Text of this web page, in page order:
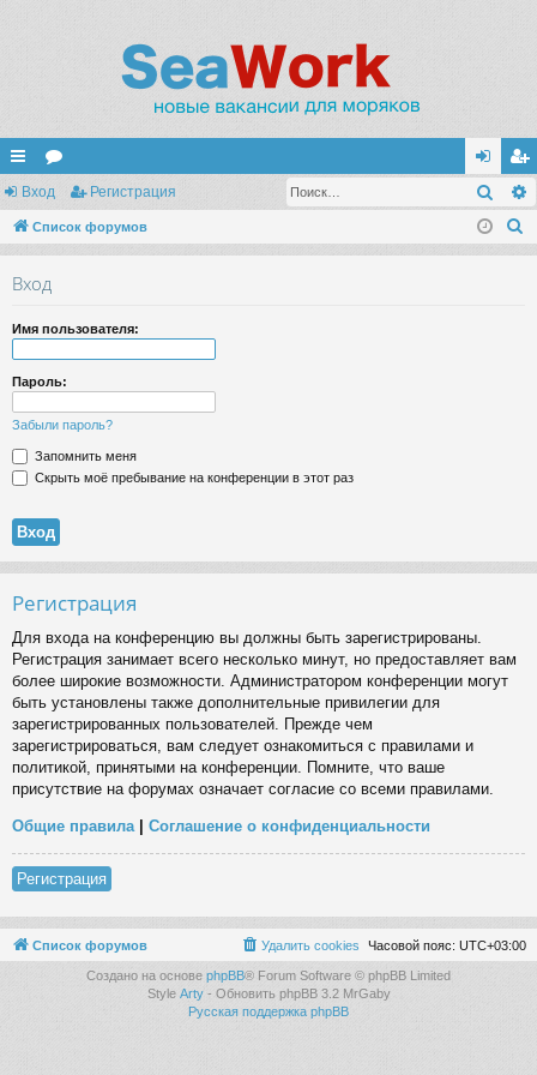
с
ы
ор
ум
хо
д
ег
ис
Вход Регистрация
Список форумов
Вход
Имя пользователя:
Пароль:
Забыли пароль?
Запомнить меня
Скрыть моё пребывание на конференции в этот раз
Регистрация
Для входа на конференцию вы должны быть зарегистрированы.
Регистрация занимает всего несколько минут, но предоставляет вам
более широкие возможности. Администратором конференции могут
быть установлены также дополнительные привилегии для
зарегистрированных пользователей. Прежде чем
зарегистрироваться, вам следует ознакомиться с правилами и
политикой, принятыми на конференции. Помните, что ваше
присутствие на форумах означает согласие со всеми правилами.
Общие правила | Соглашение о конфиденциальности
Регистрация
Список форумов Часовой пояс: UTC+03:00
Удалить cookies
Создано на основе phpBB® Forum Software © phpBB Limited
Style Arty- Обновить phpBB 3.2 MrGaby
Русская поддержка phpBB